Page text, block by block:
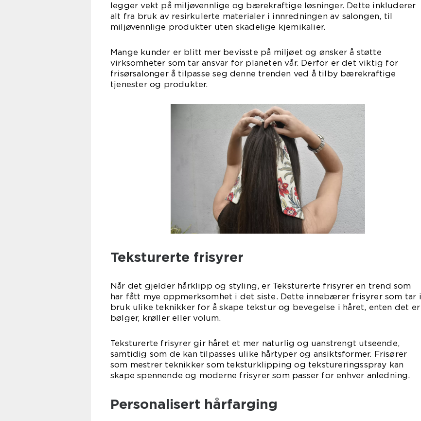
legger vekt på miljøvennlige og bærekraftige løsninger. Dette inkluderer
alt fra bruk av resirkulerte materialer i innredningen av salongen, til
miljøvennlige produkter uten skadelige kjemikalier.
Mange kunder er blitt mer bevisste på miljøet og ønsker å støtte
virksomheter som tar ansvar for planeten vår. Derfor er det viktig for
frisørsalonger å tilpasse seg denne trenden ved å tilby bærekraftige
tjenester og produkter.
Teksturerte frisyrer
Når det gjelder hårklipp og styling, er Teksturerte frisyrer en trend som
har fått mye oppmerksomhet i det siste. Dette innebærer frisyrer som tar i
bruk ulike teknikker for å skape tekstur og bevegelse i håret, enten det er
bølger, krøller eller volum.
Teksturerte frisyrer gir håret et mer naturlig og uanstrengt utseende,
samtidig som de kan tilpasses ulike hårtyper og ansiktsformer. Frisører
som mestrer teknikker som teksturklipping og tekstureringsspray kan
skape spennende og moderne frisyrer som passer for enhver anledning.
Personalisert hårfarging